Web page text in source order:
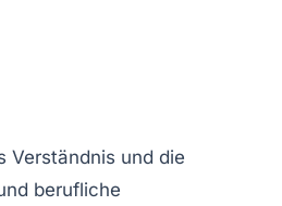
Verständnis und die
berufliche